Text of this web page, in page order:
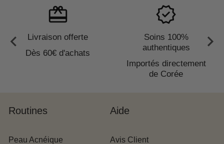
redeem
Livraison offerte
Dès 60€ d'achats
verified
Soins 100%
authentiques
Importés directement
de Corée
Routines
Peau Acnéique
Aide
Avis Client